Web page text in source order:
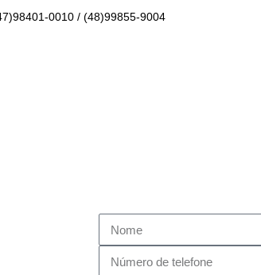
0010 / (48)99855-9004